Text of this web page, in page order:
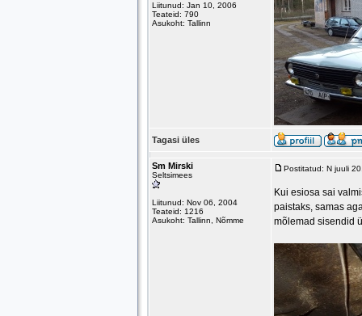
Liitunud: Jan 10, 2006
Teateid: 790
Asukoht: Tallinn
Tagasi üles
Sm Mirski
Seltsimees
Liitunud: Nov 06, 2004
Teateid: 1216
Asukoht: Tallinn, Nõmme
Postitatud: N juuli
Kui esiosa sai
paistaks, samas
mõlemad sisendid